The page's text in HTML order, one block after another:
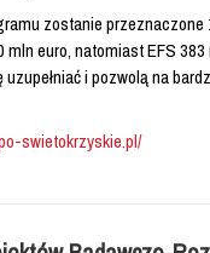
zostanie przeznaczone
mln euro, natomiast EFS
i pozwolą na
swietokrzyskie.pl/